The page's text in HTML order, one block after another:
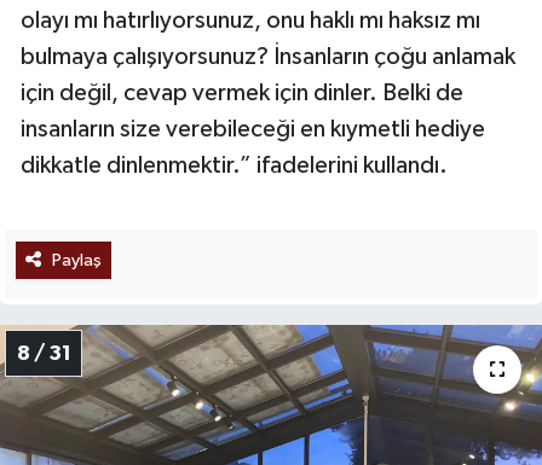
olayı mı hatırlıyorsunuz, onu haklı mı haksız mı
bulmaya çalışıyorsunuz? İnsanların çoğu anlamak
için değil, cevap vermek için dinler. Belki de
insanların size verebileceği en kıymetli hediye
dikkatle dinlenmektir.” ifadelerini kullandı.
Paylaş
8 / 31